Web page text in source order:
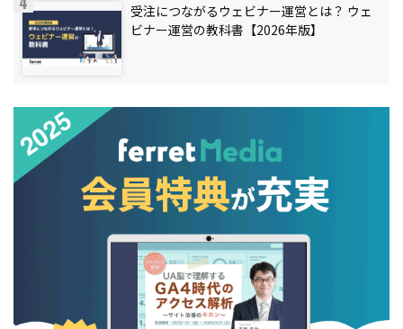
受注につながるウェビナー運営とは？ ウェ
ビナー運営の教科書【2026年版】